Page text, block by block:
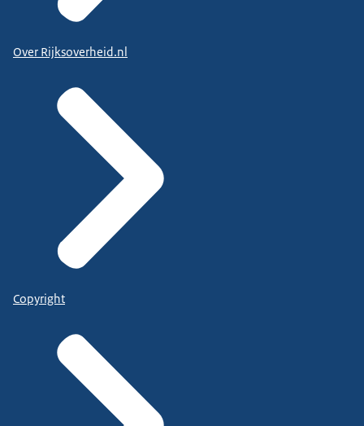
Over Rijksoverheid.nl
Copyright